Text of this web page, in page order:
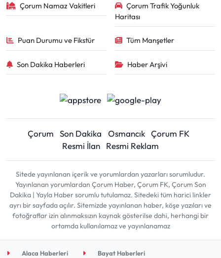
Çorum Namaz Vakitleri
Çorum Trafik Yoğunluk
Haritası
Puan Durumu ve Fikstür Tüm Manşetler
Son Dakika Haberleri Haber Arşivi
Çorum Son Dakika Osmancık Çorum FK
Resmi İlan
Resmi Reklam
Sitede yayınlanan içerik ve yorumlardan yazarları sorumludur.
Yayınlanan yorumlardan Çorum Haber, Çorum FK, Çorum Son
Dakika | Yayla Haber sorumlu tutulamaz. Sitedeki tüm harici linkler
ayrı bir sayfada açılır. Sitemizde yayınlanan haber, köşe yazıları ve
fotoğraflar izin alınmaksızın kaynak gösterilse dahi, herhangi bir
ortamda kullanılamaz ve yayınlanamaz
Alaca Haberleri
Bayat Haberleri